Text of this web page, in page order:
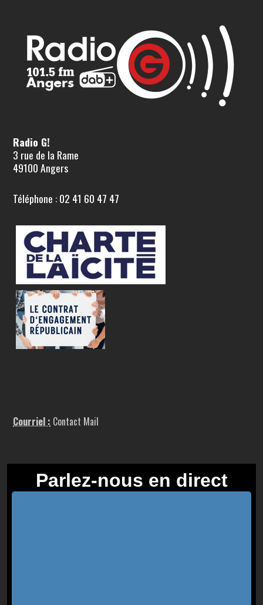
Radio G!
3 rue de la Rame
49100 Angers
Téléphone : 02 41 60 47 47
Courriel : Contact Mail